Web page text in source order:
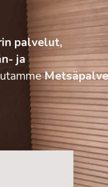
palvelut,
ja